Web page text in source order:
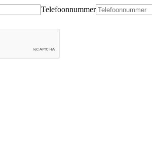
Telefoonnummer